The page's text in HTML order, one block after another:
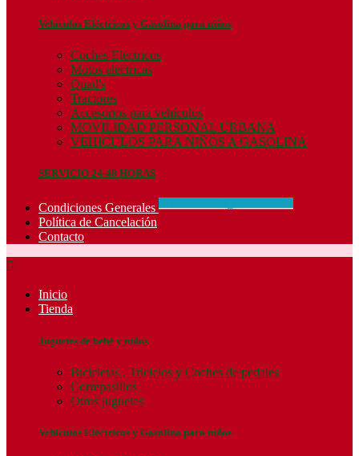
Vehículos Eléctricos y Gasolina para niños
Coches Eléctricos
Motos eléctricas
Quad's
Tractores
Accesorios para vehículos
MOVILIDAD PERSONAL URBANA
VEHICULOS PARA NIÑOS A GASOLINA
SERVICIO 24-48 HORAS
Condiciones Generales
Política de Cancelación
Contacto

Inicio
Tienda
Juguetes de bebé y niños
Bicicletas , Triciclos y Coches de pedales
Correpasillos
Otros juguetes
Vehículos Eléctricos y Gasolina para niños